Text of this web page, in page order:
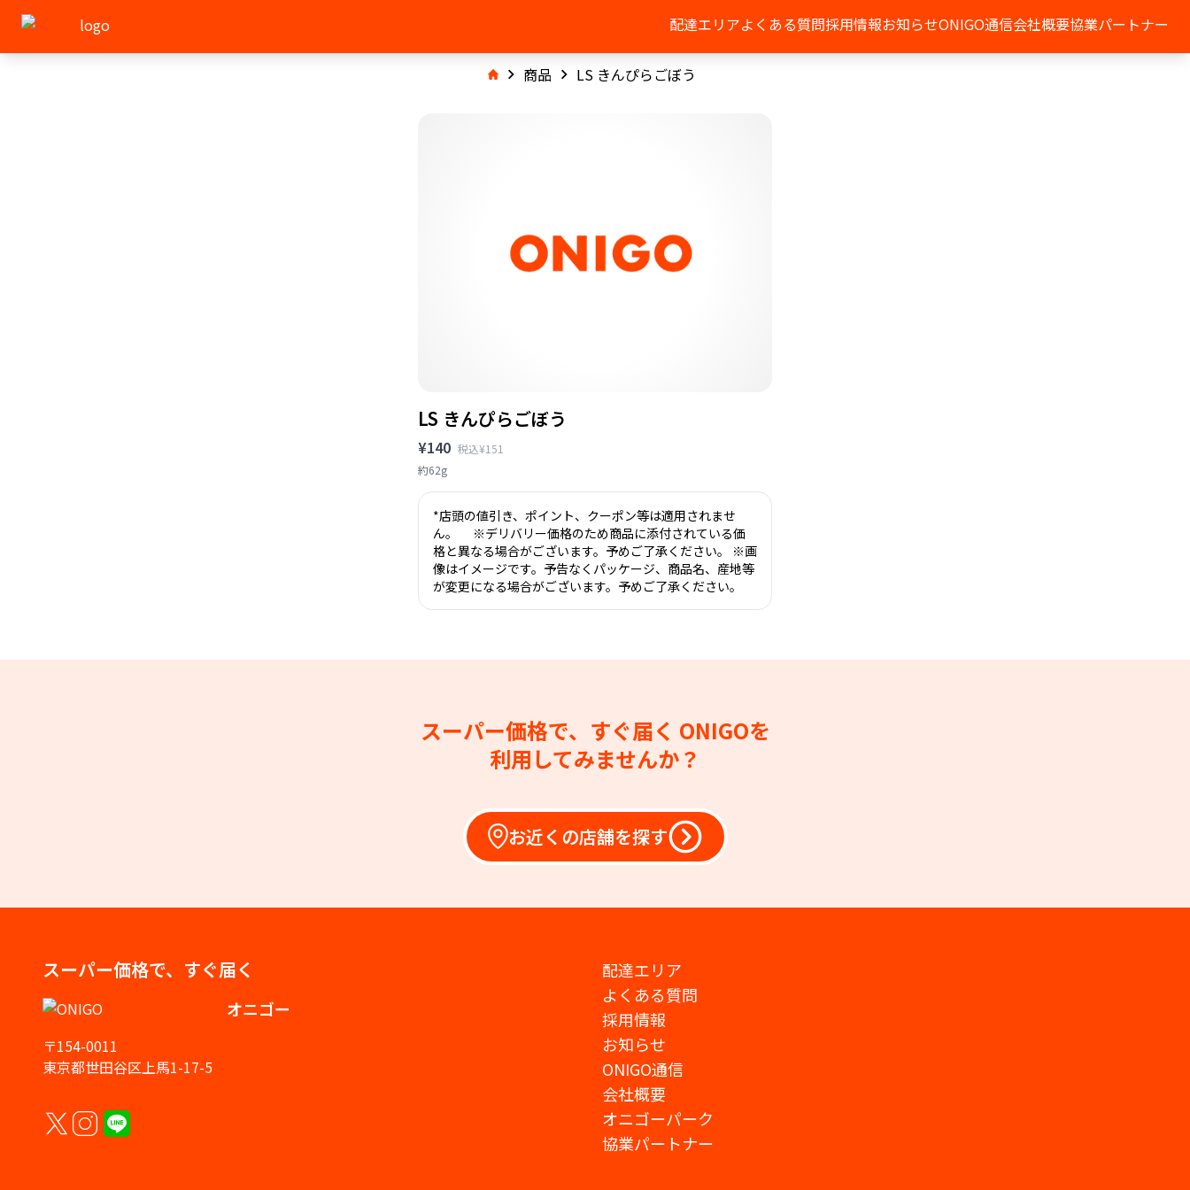
配達エリアよくある質問採用情報お知らせONIGO通信会社概要協業パートナー
商品 LS きんぴらごぼう
LS きんぴらごぼう
¥140 税込¥151
約62g
*店頭の値引き、ポイント、クーポン等は適用されませ
ん。 ※デリバリー価格のため商品に添付されている価
格と異なる場合がございます。予めご了承ください。 ※画
像はイメージです。予告なくパッケージ、商品名、産地等
が変更になる場合がございます。予めご了承ください。
スーパー価格で、すぐ届く ONIGOを
利用してみませんか？
お近くの店舗を探す
スーパー価格で、すぐ届く
オニゴー
〒154-0011
東京都世田谷区上馬1-17-5
配達エリア
よくある質問
採用情報
お知らせ
ONIGO通信
会社概要
オニゴーパーク
協業パートナー